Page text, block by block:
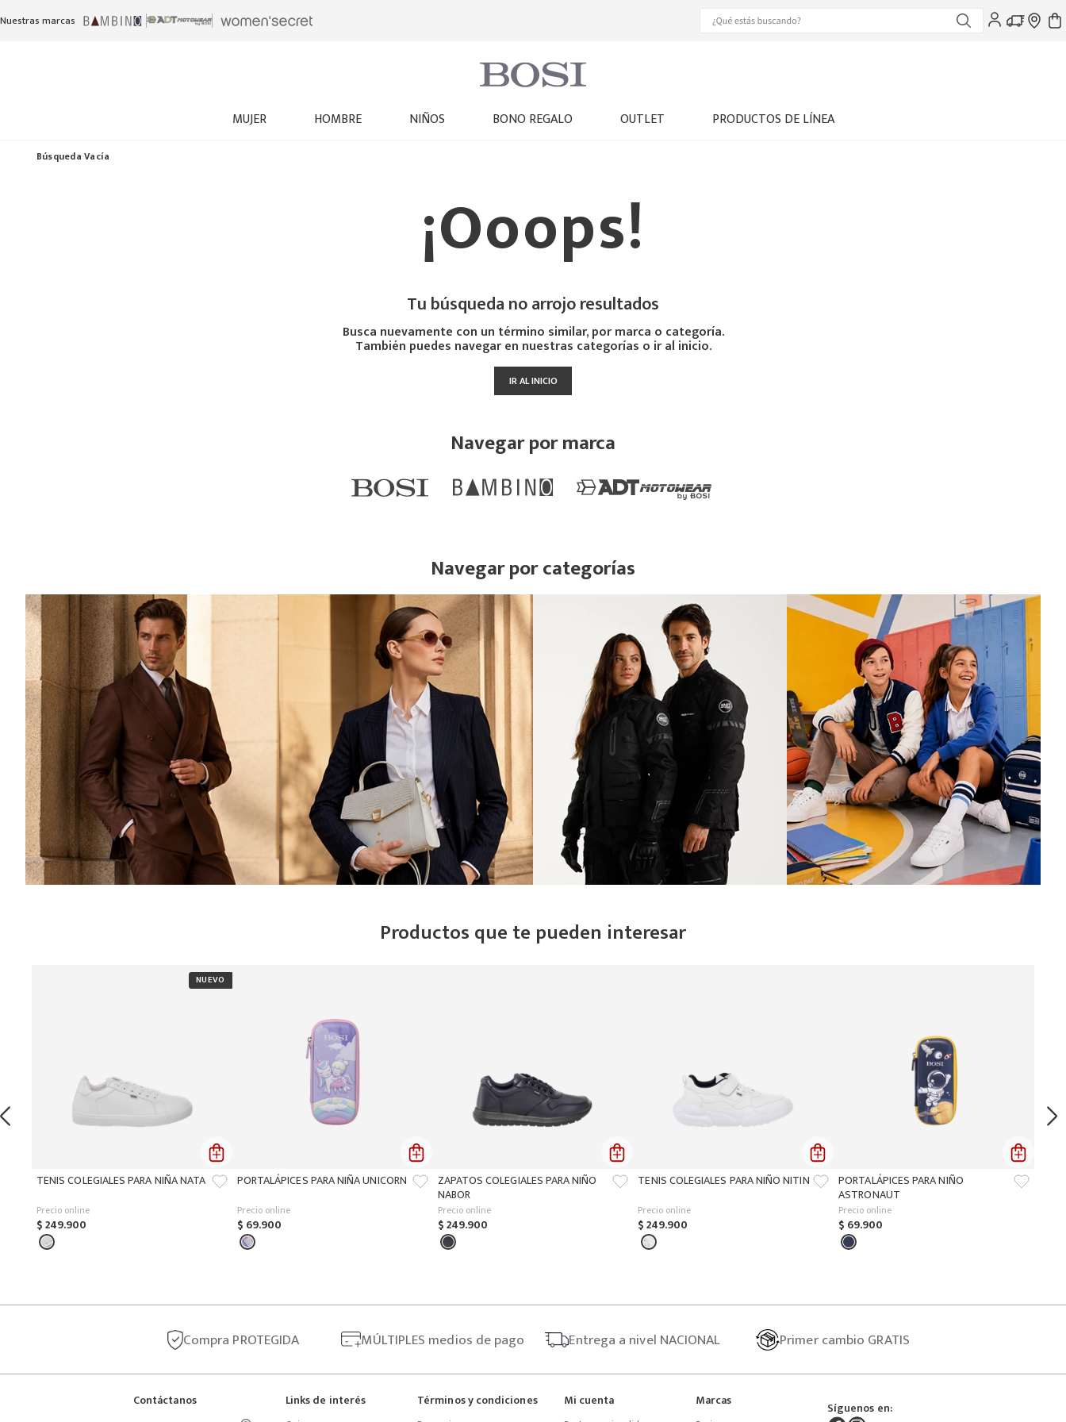
Nuestras marcas
MUJER HOMBRE NIÑOS BONO REGALO OUTLET PRODUCTOS DE LÍNEA
Búsqueda Vacía
¡Ooops!
Tu búsqueda no arrojo resultados
Busca nuevamente con un término similar, por marca o categoría.
También puedes navegar en nuestras categorías o ir al inicio.
IR AL INICIO
Navegar por marca
Navegar por categorías
Productos que te pueden interesar
TENIS COLEGIALES PARA NIÑA NATA
Precio online
$249.900
PORTALÁPICES PARA NIÑA UNICORN
Precio online
$ 69.900
ZAPATOS COLEGIALES PARA NIÑO
NABOR
Precio online
$249.900
TENIS COLEGIALES PARA NIÑO NITIN
Precio online
$249.900
PORTALÁPICES PARA NIÑO
ASTRONAUT
Precio online
$ 69.900
Compra PROTEGIDA MÚLTIPLES medios de pago Entrega a nivel NACIONAL Primercambio GRATIS
Contáctanos
Links de interés Términos y condiciones Mi cuenta Marcas Síguenos en: